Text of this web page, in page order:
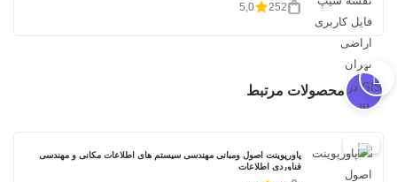
252
5,0
محصولات مرتبط
20%
پاورپوینت اصول ومبانی مهندسی سیستم های اطلاعات مکانی و مهندسی
فناوردی اطلاعات